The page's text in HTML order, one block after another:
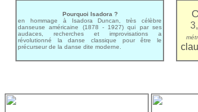
Pourquoi Isadora ?
en hommage à Isadora Duncan, très célèbre
danseuse américaine (1878 - 1927) qui par ses
audaces, recherches et improvisations a
révolutionné la danse classique pour être le
précurseur de la danse dite moderne.